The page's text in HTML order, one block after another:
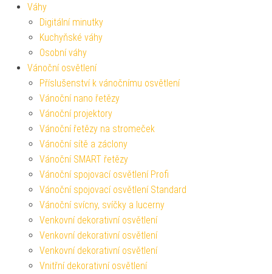
Váhy
Digitální minutky
Kuchyňské váhy
Osobní váhy
Vánoční osvětlení
Příslušenství k vánočnímu osvětlení
Vánoční nano řetězy
Vánoční projektory
Vánoční řetězy na stromeček
Vánoční sítě a záclony
Vánoční SMART řetězy
Vánoční spojovací osvětlení Profi
Vánoční spojovací osvětlení Standard
Vánoční svícny, svíčky a lucerny
Venkovní dekorativní osvětlení
Venkovní dekorativní osvětlení
Venkovní dekorativní osvětlení
Vnitřní dekorativní osvětlení